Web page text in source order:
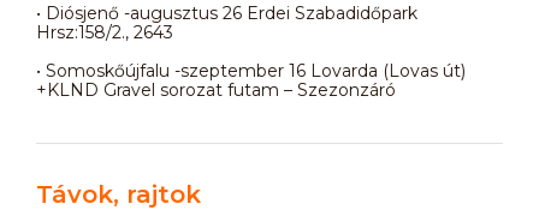
• Diósjenő -augusztus 26 Erdei Szabadidőpark
Hrsz:158/2., 2643
• Somoskőújfalu -szeptember 16 Lovarda (Lovas út)
+KLND Gravel sorozat futam – Szezonzáró
Távok, rajtok